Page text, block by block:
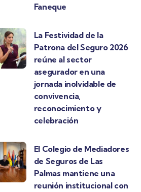
Faneque
La Festividad de la
Patrona del Seguro 2026
reúne al sector
asegurador en una
jornada inolvidable de
convivencia,
reconocimiento y
celebración
El Colegio de Mediadores
de Seguros de Las
Palmas mantiene una
reunión institucional con